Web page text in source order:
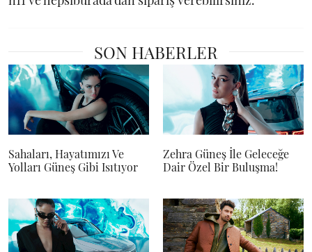
SON HABERLER
Sahaları, Hayatımızı Ve
Yolları Güneş Gibi Isıtıyor
Zehra Güneş İle Geleceğe
Dair Özel Bir Buluşma!